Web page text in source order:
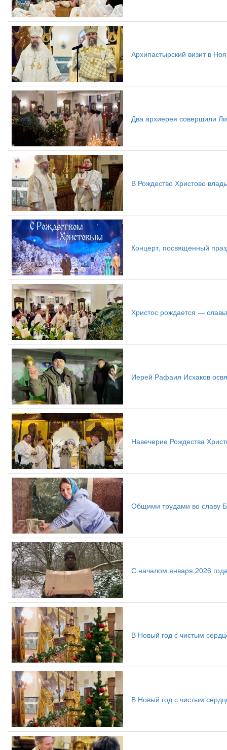
Архипастырский визит в
Два архиерея совершили
В Рождество Христово
Концерт, посвященный
Христос рождается —
Иерей Рафаил Исхаков
Навечерие Рождества
Общими трудами во славу
С началом января 2026
В Новый год с чистым
В Новый год с чистым